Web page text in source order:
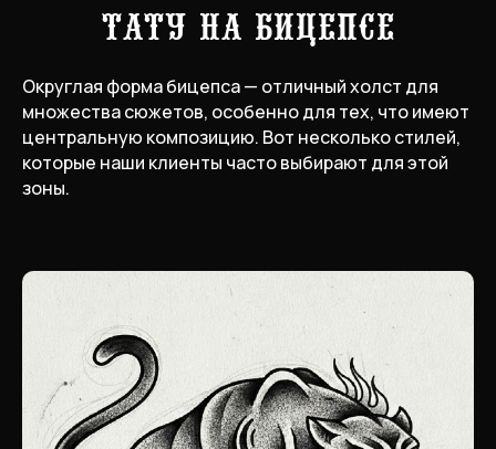
тату на бицепсе
Округлая форма бицепса — отличный холст для
множества сюжетов, особенно для тех, что имеют
центральную композицию. Вот несколько стилей,
которые наши клиенты часто выбирают для этой
зоны.